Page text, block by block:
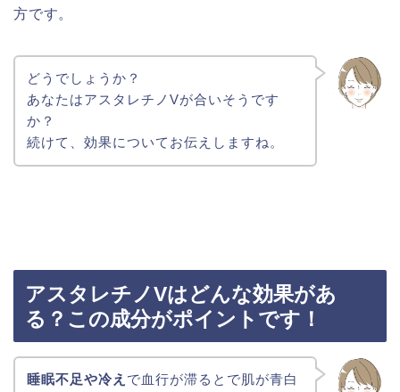
方です。
どうでしょうか？
あなたはアスタレチノVが合いそうです
か？
続けて、効果についてお伝えしますね。
アスタレチノVはどんな効果があ
る？この成分がポイントです！
睡眠不足や冷え で血行が滞るとで肌が青白